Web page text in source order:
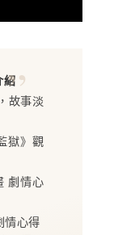
紹
故事淡
獄》觀
劇情心
情心得